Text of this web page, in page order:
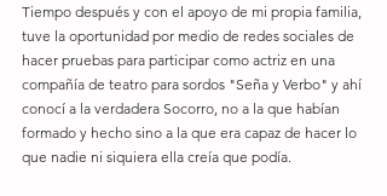
Tiempo después y con el apoyo de mi propia familia,
tuve la oportunidad por medio de redes sociales de
hacer pruebas para participar como actriz en una
compañía de teatro para sordos "Seña y Verbo" y ahí
conocí a la verdadera Socorro, no a la que habían
formado y hecho sino a la que era capaz de hacer lo
que nadie ni siquiera ella creía que podía.